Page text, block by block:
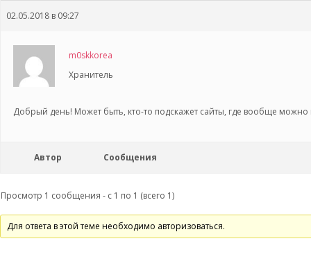
02.05.2018 в 09:27
m0skkorea
Хранитель
Добрый день! Может быть, кто-то подскажет сайты, где вообще можно
Автор Сообщения
Просмотр 1 сообщения - с 1 по 1 (всего 1)
Для ответа в этой теме необходимо авторизоваться.